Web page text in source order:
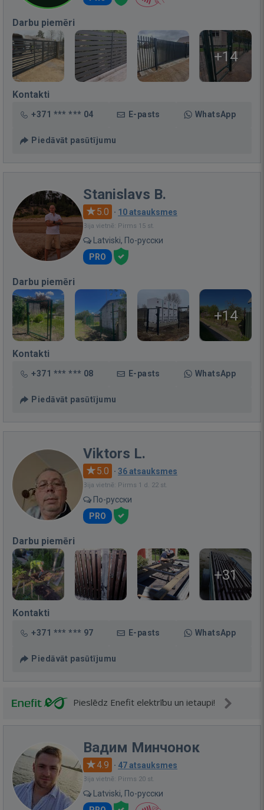
Darbu piemēri
+14
Kontakti
+371 *** *** 04 E-pasts WhatsApp
Piedāvāt pasūtījumu
Stanislavs B.
5.0 · 10 atsauksmes
Bija vietnē: Pirms 15 st.
Latviski, По-русски
PRO
Darbu piemēri
+14
Kontakti
+371 *** *** 08 E-pasts WhatsApp
Piedāvāt pasūtījumu
Viktors L.
5.0 · 36 atsauksmes
Bija vietnē: Pirms 1 d. 22 st.
По-русски
PRO
Darbu piemēri
+31
Kontakti
+371 *** *** 97 E-pasts WhatsApp
Piedāvāt pasūtījumu
Pieslēdz Enefit elektrību un ietaupi!
Вадим Минчонок
4.9 · 47 atsauksmes
Bija vietnē: Pirms 20 st.
Latviski, По-русски